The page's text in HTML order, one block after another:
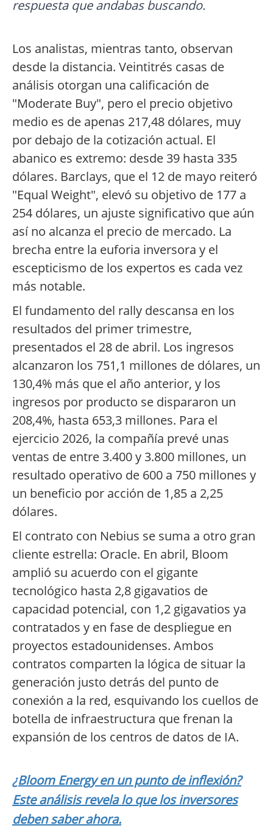
respuesta que andabas buscando.
Los analistas, mientras tanto, observan
desde la distancia. Veintitrés casas de
análisis otorgan una calificación de
"Moderate Buy", pero el precio objetivo
medio es de apenas 217,48 dólares, muy
por debajo de la cotización actual. El
abanico es extremo: desde 39 hasta 335
dólares. Barclays, que el 12 de mayo reiteró
"Equal Weight", elevó su objetivo de 177 a
254 dólares, un ajuste significativo que aún
así no alcanza el precio de mercado. La
brecha entre la euforia inversora y el
escepticismo de los expertos es cada vez
más notable.
El fundamento del rally descansa en los
resultados del primer trimestre,
presentados el 28 de abril. Los ingresos
alcanzaron los 751,1 millones de dólares, un
130,4% más que el año anterior, y los
ingresos por producto se dispararon un
208,4%, hasta 653,3 millones. Para el
ejercicio 2026, la compañía prevé unas
ventas de entre 3.400 y 3.800 millones, un
resultado operativo de 600 a 750 millones y
un beneficio por acción de 1,85 a 2,25
dólares.
El contrato con Nebius se suma a otro gran
cliente estrella: Oracle. En abril, Bloom
amplió su acuerdo con el gigante
tecnológico hasta 2,8 gigavatios de
capacidad potencial, con 1,2 gigavatios ya
contratados y en fase de despliegue en
proyectos estadounidenses. Ambos
contratos comparten la lógica de situar la
generación justo detrás del punto de
conexión a la red, esquivando los cuellos de
botella de infraestructura que frenan la
expansión de los centros de datos de IA.
¿Bloom Energy en un punto de inflexión?
Este análisis revela lo que los inversores
deben saber ahora.